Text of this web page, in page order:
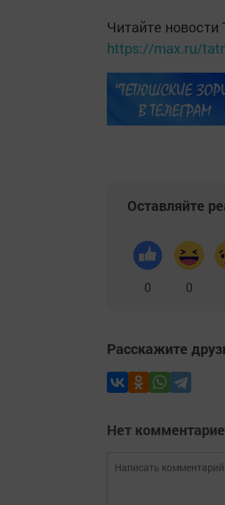
Читайте
https://max.ru/
Оставляйте
0 0
Расскажите
Нет